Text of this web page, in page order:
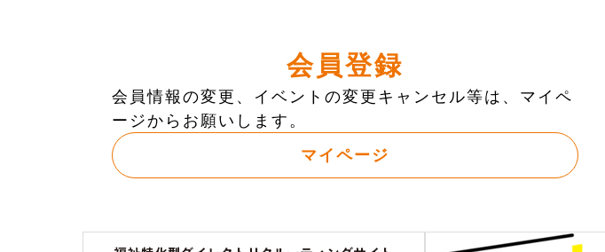
会員登録
会員情報の変更、イベントの変更キャンセル等は、マイペ
ージからお願いします。
マイページ